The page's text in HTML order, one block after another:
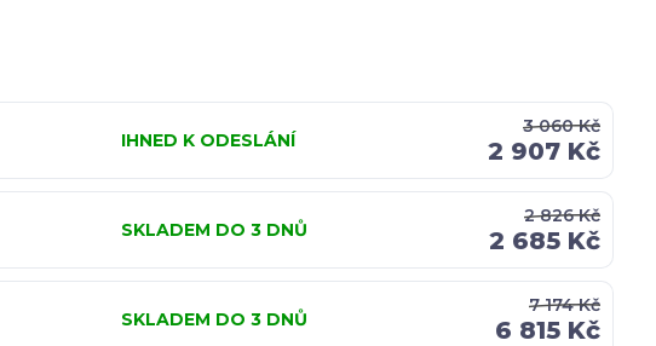
IHNED K ODESLÁNÍ
3 060 Kč
2 907 Kč
SKLADEM DO 3 DNŮ
2 826 Kč
2 685 Kč
SKLADEM DO 3 DNŮ
7 174 Kč
6 815 Kč